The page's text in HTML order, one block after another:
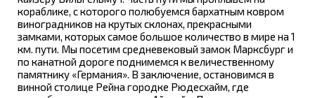
кораблике, с которого полюбуемся бархатным ковром
виноградников на крутых склонах, прекрасными
замками, которых самое большое количество в мире на 1
км. пути. Мы посетим средневековый замок Марксбург и
по канатной дороге поднимемся к величественному
памятнику «Германия». В заключение, остановимся в
винной столице Рейна городке Рюдесхайм, где